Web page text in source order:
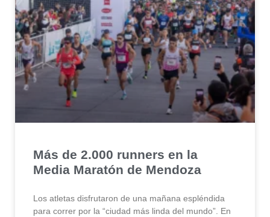
Más de 2.000 runners en la
Media Maratón de Mendoza
Los atletas disfrutaron de una mañana espléndida
para correr por la “ciudad más linda del mundo”. En